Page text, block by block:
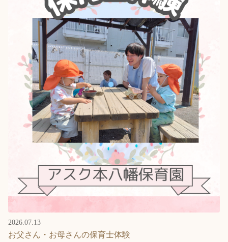
2026.07.13
お父さん・お母さんの保育士体験